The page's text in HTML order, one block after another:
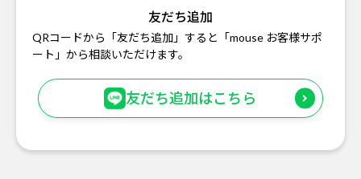
友だち追加
QRコードから「友だち追加」すると「mouse お客様サポ
ート」から相談いただけます。
友だち追加はこちら